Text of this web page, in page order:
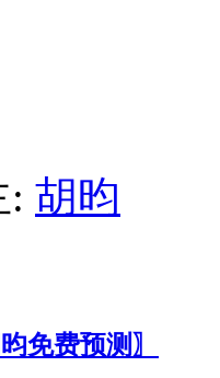
: 胡昀
免费预测〗